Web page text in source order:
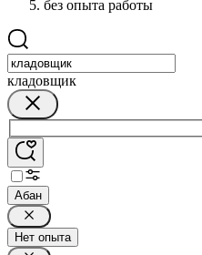
без опыта работы
кладовщик
Абан
Нет опыта